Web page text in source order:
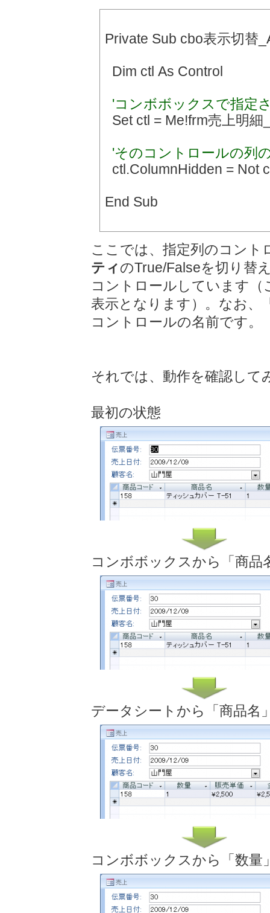
Private Sub cbo表示切替
Dim ctl As Control
'コンボボックスで指定
Set ctl = Me!frm売上明
'そのコントロールの列
ctl.ColumnHidden = Not
End Sub
ここでは、指定列のコント
ティのTrue/Falseを切り替
コントロールしています
表示となります）。なお、
コントロールの名前です。
それでは、動作を確認して
最初の状態
コンボボックスから「商品
データシートから「商品名
コンボボックスから「数量